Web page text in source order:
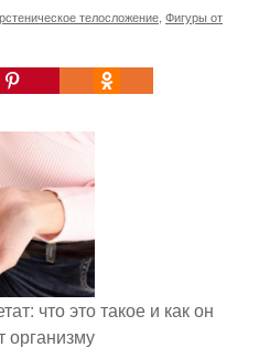
телосложение Фигуры от
что это такое и как он
организму